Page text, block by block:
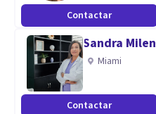
Me considero una
respetuosa. Me apasiona el
charlas y talleres. Apoyo a
creciemiento.
Contactar
Sandra
Miami
Contactar